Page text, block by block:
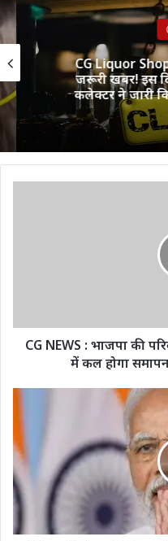
CG Liquor Shop
जरूरी खबर! इस
कलेक्टर ने जारी
का
बिलासपुर
मोदी
होंगे
शामिल
CG NEWS : भाजपा की
में कल होगा
पहले
पीएम
नरेंद्र
मोदी
देशवासियों